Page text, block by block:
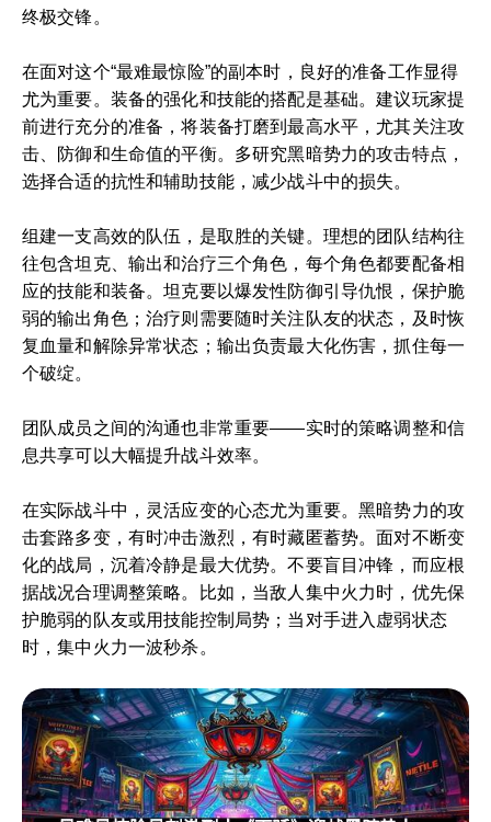
终极交锋。
在面对这个“最难最惊险”的副本时，良好的准备工作显得
尤为重要。装备的强化和技能的搭配是基础。建议玩家提
前进行充分的准备，将装备打磨到最高水平，尤其关注攻
击、防御和生命值的平衡。多研究黑暗势力的攻击特点，
选择合适的抗性和辅助技能，减少战斗中的损失。
组建一支高效的队伍，是取胜的关键。理想的团队结构往
往包含坦克、输出和治疗三个角色，每个角色都要配备相
应的技能和装备。坦克要以爆发性防御引导仇恨，保护脆
弱的输出角色；治疗则需要随时关注队友的状态，及时恢
复血量和解除异常状态；输出负责最大化伤害，抓住每一
个破绽。
团队成员之间的沟通也非常重要——实时的策略调整和信
息共享可以大幅提升战斗效率。
在实际战斗中，灵活应变的心态尤为重要。黑暗势力的攻
击套路多变，有时冲击激烈，有时藏匿蓄势。面对不断变
化的战局，沉着冷静是最大优势。不要盲目冲锋，而应根
据战况合理调整策略。比如，当敌人集中火力时，优先保
护脆弱的队友或用技能控制局势；当对手进入虚弱状态
时，集中火力一波秒杀。